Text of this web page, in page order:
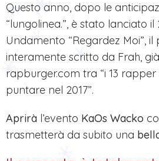
Questo anno, dopo le
“lungolinea.”, è stato lanciato
Undamento “Regardez Moi”,
interamente scritto da Frah,
rapburger.com tra “i 13 rapper
puntare nel 2017”.
Aprirà l’evento KaOs Wacko
trasmetterà da subito una